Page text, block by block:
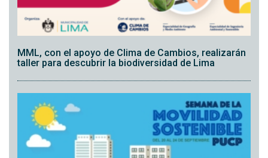
MML, con el apoyo de Clima de Cambios, realizarán
taller para descubrir la biodiversidad de Lima